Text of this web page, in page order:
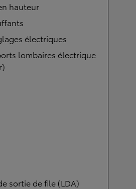
hauteur
électriques
lombaires électrique
sortie de file (LDA)